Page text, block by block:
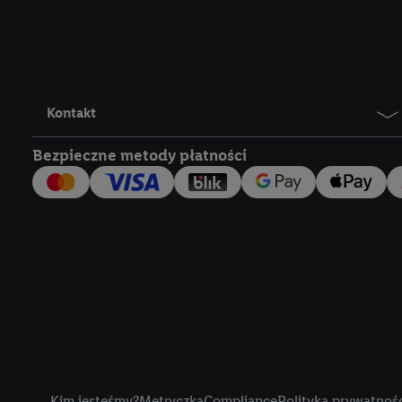
Kontakt
Bezpieczne metody płatności
Lidl Plus, możemy
wymienionych
następnie
użytkownika w
my i jeden z innych
Użytkownik upoważnia
usługach Lidl. Utiq
tak, Utiq udostępni
numeru
wykorzystany do
szczególności
obsługiwanych przez
korzystanie z
lub